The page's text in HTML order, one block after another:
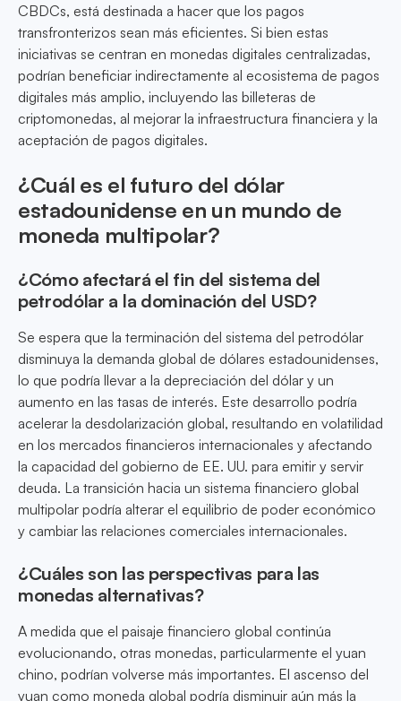
CBDCs, está destinada a hacer que los pagos
transfronterizos sean más eficientes. Si bien estas
iniciativas se centran en monedas digitales centralizadas,
podrían beneficiar indirectamente al ecosistema de pagos
digitales más amplio, incluyendo las billeteras de
criptomonedas, al mejorar la infraestructura financiera y la
aceptación de pagos digitales.
¿Cuál es el futuro del dólar
estadounidense en un mundo de
moneda multipolar?
¿Cómo afectará el fin del sistema del
petrodólar a la dominación del USD?
Se espera que la terminación del sistema del petrodólar
disminuya la demanda global de dólares estadounidenses,
lo que podría llevar a la depreciación del dólar y un
aumento en las tasas de interés. Este desarrollo podría
acelerar la desdolarización global, resultando en volatilidad
en los mercados financieros internacionales y afectando
la capacidad del gobierno de EE. UU. para emitir y servir
deuda. La transición hacia un sistema financiero global
multipolar podría alterar el equilibrio de poder económico
y cambiar las relaciones comerciales internacionales.
¿Cuáles son las perspectivas para las
monedas alternativas?
A medida que el paisaje financiero global continúa
evolucionando, otras monedas, particularmente el yuan
chino, podrían volverse más importantes. El ascenso del
yuan como moneda global podría disminuir aún más la